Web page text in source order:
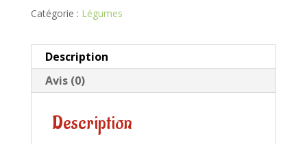
Catégorie : Légumes
Description
Avis (0)
Description